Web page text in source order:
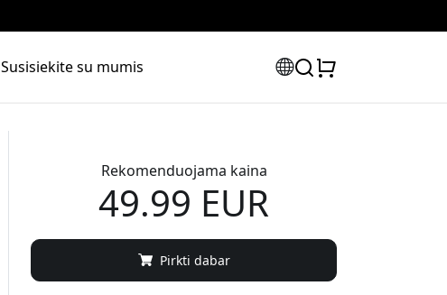
Susisiekite su mumis
Rekomenduojama kaina
49.99 EUR
Pirkti dabar